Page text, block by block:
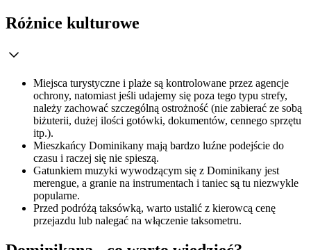
Różnice kulturowe
Miejsca turystyczne i plaże są kontrolowane przez agencje
ochrony, natomiast jeśli udajemy się poza tego typu strefy,
należy zachować szczególną ostrożność (nie zabierać ze sobą
biżuterii, dużej ilości gotówki, dokumentów, cennego sprzętu
itp.).
Mieszkańcy Dominikany mają bardzo luźne podejście do
czasu i raczej się nie spieszą.
Gatunkiem muzyki wywodzącym się z Dominikany jest
merengue, a granie na instrumentach i taniec są tu niezwykle
popularne.
Przed podróżą taksówką, warto ustalić z kierowcą cenę
przejazdu lub nalegać na włączenie taksometru.